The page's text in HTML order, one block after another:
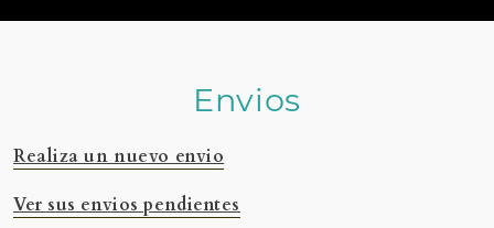
Envios
Realiza un nuevo envio
Ver sus envios pendientes